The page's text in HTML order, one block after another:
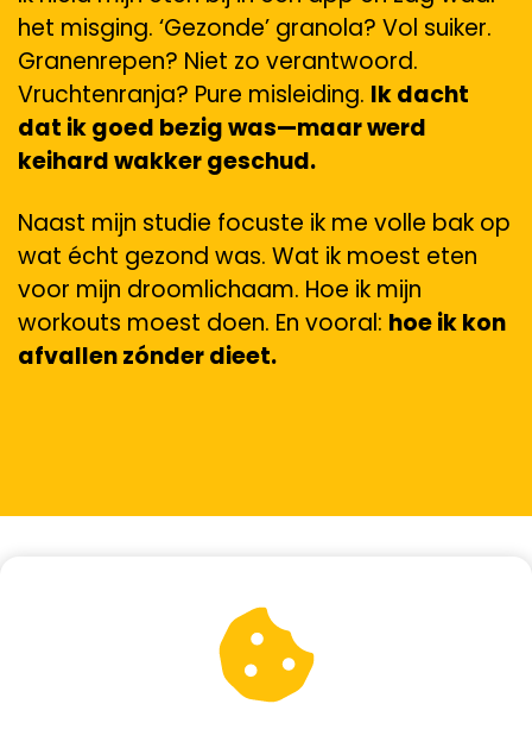
het misging. ‘Gezonde’ granola? Vol suiker.
Granenrepen? Niet zo verantwoord.
Vruchtenranja? Pure misleiding. Ik dacht
dat ik goed bezig was—maar werd
keihard wakker geschud.
Naast mijn studie focuste ik me volle bak op
wat écht gezond was. Wat ik moest eten
voor mijn droomlichaam. Hoe ik mijn
workouts moest doen. En vooral: hoe ik kon
afvallen zónder dieet.
Afvallen zónder dieet.
Toen ik een eetpatroon vond dat wél